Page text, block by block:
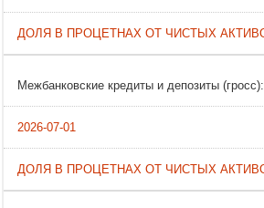
Межбанковские кредиты и депозиты (гросс):